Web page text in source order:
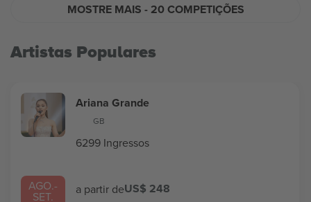
MOSTRE MAIS - 20 COMPETIÇÕES
Artistas Populares
AGO.-
SET.
Ariana Grande
GB
6299 Ingressos
a partir deUS$ 248